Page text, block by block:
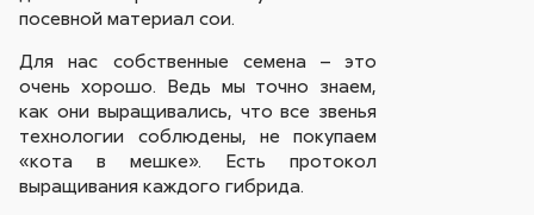
посевной материал сои.
Для нас собственные семена – это
очень хорошо. Ведь мы точно знаем,
как они выращивались, что все звенья
технологии соблюдены, не покупаем
«кота в мешке». Есть протокол
выращивания каждого гибрида.